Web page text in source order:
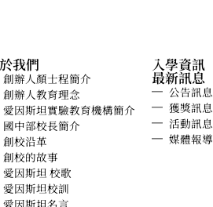
我們
創辦人顏士程簡介
創辦人教育理念
愛因斯坦實驗教育機構簡介
國中部校長簡介
創校沿革
創校的故事
愛因斯坦 校歌
愛因斯坦校訓
愛因斯坦名言
入學資訊
最新訊息
公告訊息
獲獎訊息
活動訊息
媒體報導